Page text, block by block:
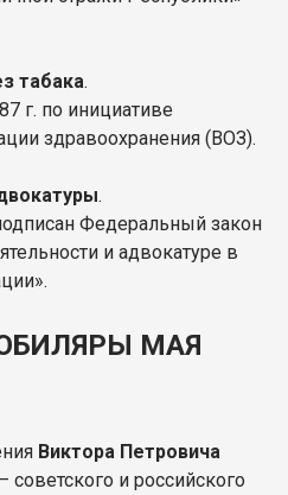
табака.
г. по инициативе
здравоохранения (ВОЗ).
.
Федеральный закон
и адвокатуре в
МАЯ
Виктора Петровича
советского и российского